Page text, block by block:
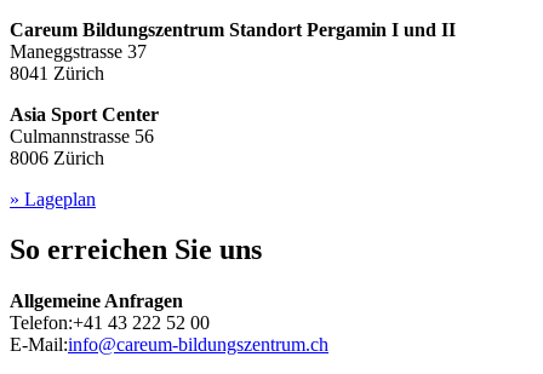
Careum Bildungszentrum Standort Pergamin I und II
Maneggstrasse 37
8041 Zürich
Asia Sport Center
Culmannstrasse 56
8006 Zürich
» Lageplan
So erreichen Sie uns
Allgemeine Anfragen
Telefon:+41 43 222 52 00
E-Mail:info@careum-bildungszentrum.ch